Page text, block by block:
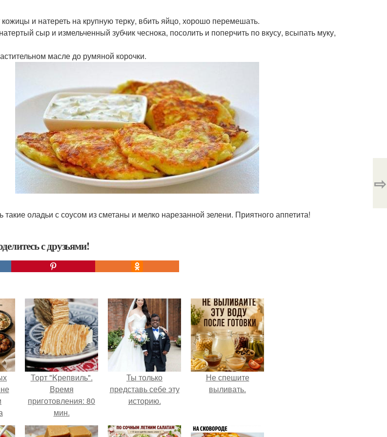
кожицы и натереть на крупную терку, вбить яйцо, хорошо перемешать.
сыр и измельченный зубчик чеснока, посолить и поперчить по вкусу, всыпать муку,
масле до румяной корочки.
такие оладьи с соусом из сметаны и мелко нарезанной зелени. Приятного аппетита!
с друзьями!
⇨
Торт "Kрепвиль".
Время
приготовления: 80
мин.
Ты только
представь себе эту
историю.
Не спешите
выливать.